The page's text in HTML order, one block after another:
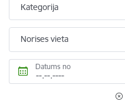
Kategorija
Norises vieta
Datums no